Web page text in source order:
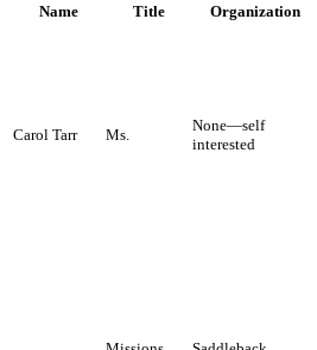
Name Title Organization
Carol Tarr Ms.
None—self
interested